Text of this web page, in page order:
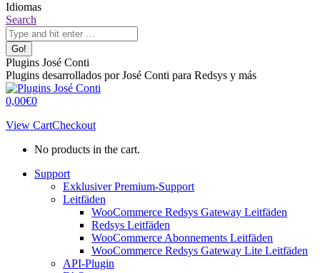
Idiomas
X
page
opens
in
new
window
Github
page
opens
in
new
window
Search:
Search
Plugins José Conti
Plugins desarrollados por José Conti para Redsys y más
0,00€0
View CartCheckout
No products in the cart.
Support
Exklusiver Premium-Support
Leitfäden
WooCommerce Redsys Gateway Leitfäden
Redsys Leitfäden
WooCommerce Abonnements Leitfäden
WooCommerce Redsys Gateway Lite Leitfäden
API-Plugin